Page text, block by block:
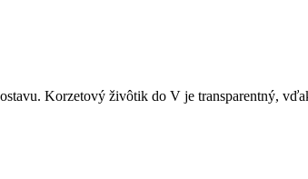
Korzetový živôtik do V je transparentný,